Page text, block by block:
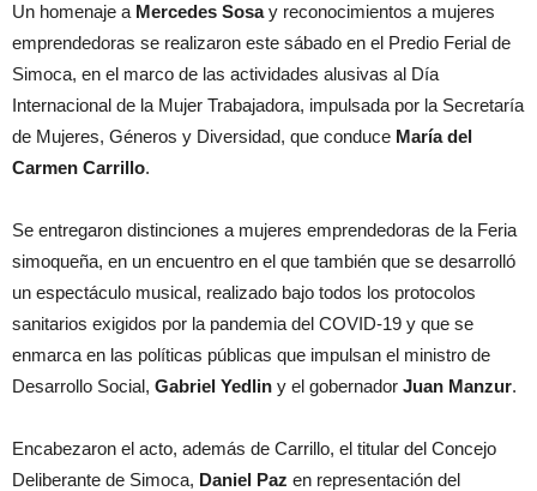
Un homenaje a Mercedes Sosay reconocimientos a mujeres
emprendedoras se realizaron este sábado en el Predio Ferial de
Simoca, en el marco de las actividades alusivas al Día
Internacional de la Mujer Trabajadora, impulsada por la Secretaría
de Mujeres, Géneros y Diversidad, que conduce María del
Carmen Carrillo.
Se entregaron distinciones a mujeres emprendedoras de la Feria
simoqueña, en un encuentro en el que también que se desarrolló
un espectáculo musical, realizado bajo todos los protocolos
sanitarios exigidos por la pandemia del COVID-19 y que se
enmarca en las políticas públicas que impulsan el ministro de
Desarrollo Social, Gabriel Yedlin y el gobernador Juan Manzur.
Encabezaron el acto, además de Carrillo, el titular del Concejo
Deliberante de Simoca, Daniel Paz en representación del